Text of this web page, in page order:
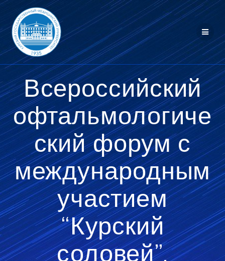
Перейти
контенту
Всероссийский
офтальмологиче
ский форум с
международным
участием
“Курский
соловей”,